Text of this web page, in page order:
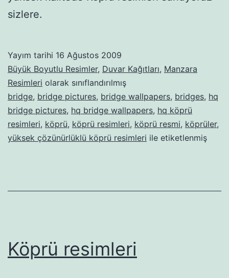
sizlere.
Yayım tarihi 16 Ağustos 2009
Büyük Boyutlu Resimler, Duvar Kağıtları, Manzara
Resimleri olarak sınıflandırılmış
bridge, bridge pictures, bridge wallpapers, bridges, hq
bridge pictures, hq bridge wallpapers, hq köprü
resimleri, köprü, köprü resimleri, köprü resmi, köprüler,
yüksek çözünürlüklü köprü resimleri ile etiketlenmiş
Köprü resimleri